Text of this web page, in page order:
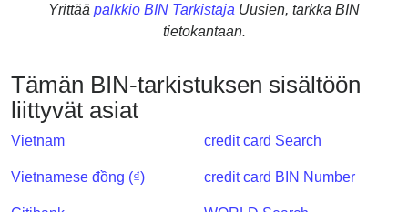
?
IP
Lookup
BIN
Yrittää palkkio BIN Tarkistaja Uusien, tarkka BIN
tietokantaan.
Tämän BIN-tarkistuksen sisältöön
liittyvät asiat
Vietnam
Vietnamese đồng (₫)
credit card Search
credit card BIN Number